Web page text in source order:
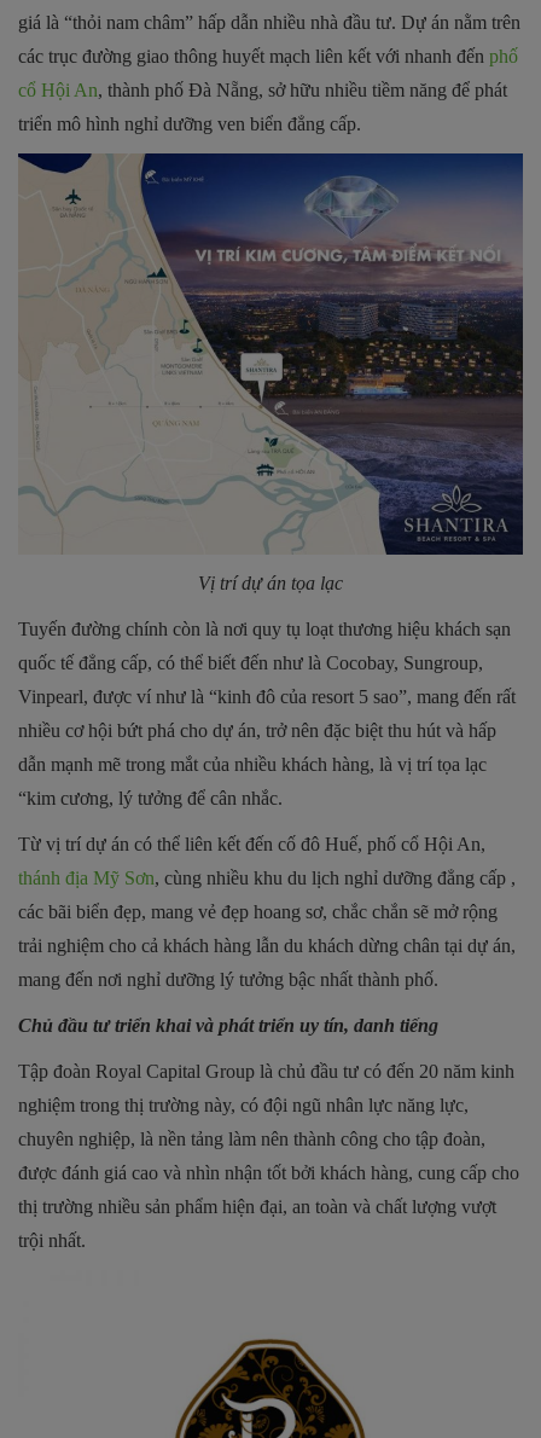
giá là “thỏi nam châm” hấp dẫn nhiều nhà đầu tư. Dự án nằm trên
các trục đường giao thông huyết mạch liên kết với nhanh đến phố
cổ Hội An, thành phố Đà Nẵng, sở hữu nhiều tiềm năng để phát
triển mô hình nghỉ dưỡng ven biển đẳng cấp.
Vị trí dự án tọa lạc
Tuyến đường chính còn là nơi quy tụ loạt thương hiệu khách sạn
quốc tế đẳng cấp, có thể biết đến như là Cocobay, Sungroup,
Vinpearl, được ví như là “kinh đô của resort 5 sao”, mang đến rất
nhiều cơ hội bứt phá cho dự án, trở nên đặc biệt thu hút và hấp
dẫn mạnh mẽ trong mắt của nhiều khách hàng, là vị trí tọa lạc
“kim cương, lý tưởng để cân nhắc.
Từ vị trí dự án có thể liên kết đến cố đô Huế, phố cổ Hội An,
thánh địa Mỹ Sơn, cùng nhiều khu du lịch nghỉ dưỡng đẳng cấp ,
các bãi biển đẹp, mang vẻ đẹp hoang sơ, chắc chắn sẽ mở rộng
trải nghiệm cho cả khách hàng lẫn du khách dừng chân tại dự án,
mang đến nơi nghỉ dưỡng lý tưởng bậc nhất thành phố.
Chủ đầu tư triển khai và phát triển uy tín, danh tiếng
Tập đoàn Royal Capital Group là chủ đầu tư có đến 20 năm kinh
nghiệm trong thị trường này, có đội ngũ nhân lực năng lực,
chuyên nghiệp, là nền tảng làm nên thành công cho tập đoàn,
được đánh giá cao và nhìn nhận tốt bởi khách hàng, cung cấp cho
thị trường nhiều sản phẩm hiện đại, an toàn và chất lượng vượt
trội nhất.